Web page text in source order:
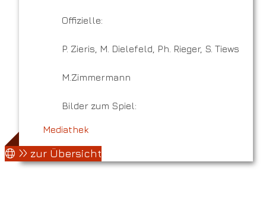
Offizielle:
P. Zieris, M. Dielefeld, Ph. Rieger, S. Tiews
M.Zimmermann
Bilder zum Spiel:
Mediathek
zur Übersicht